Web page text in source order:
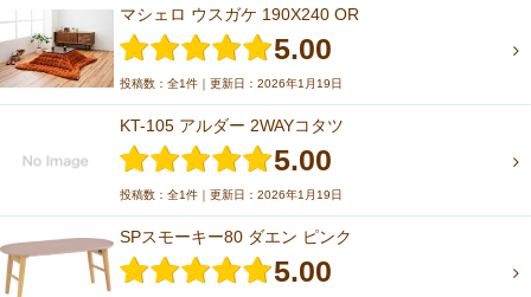
マシェロ ウスガケ 190X240 OR
5.00
投稿数：全1件｜更新日：2026年1月19日
KT-105 アルダー 2WAYコタツ
5.00
投稿数：全1件｜更新日：2026年1月19日
SPスモーキー80 ダエン ピンク
5.00